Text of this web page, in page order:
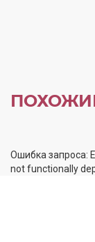
Ошибка запроса:
not functionally